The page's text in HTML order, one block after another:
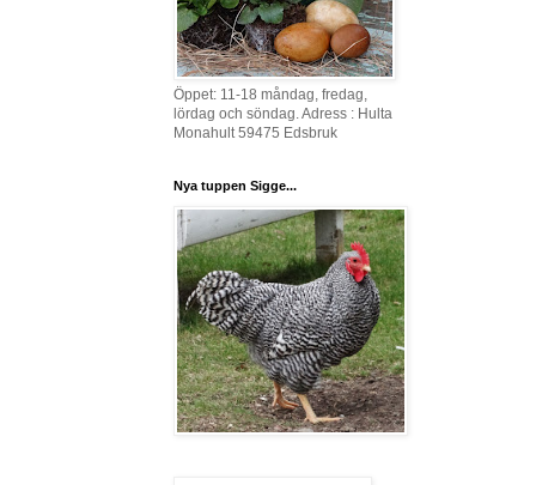
Öppet: 11-18 måndag, fredag,
lördag och söndag. Adress : Hulta
Monahult 59475 Edsbruk
Nya tuppen Sigge...